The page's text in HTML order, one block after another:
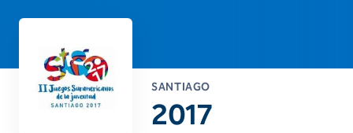
SANTIAGO
2017